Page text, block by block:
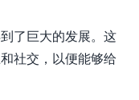
了巨大的发展。这
社交，以便能够给